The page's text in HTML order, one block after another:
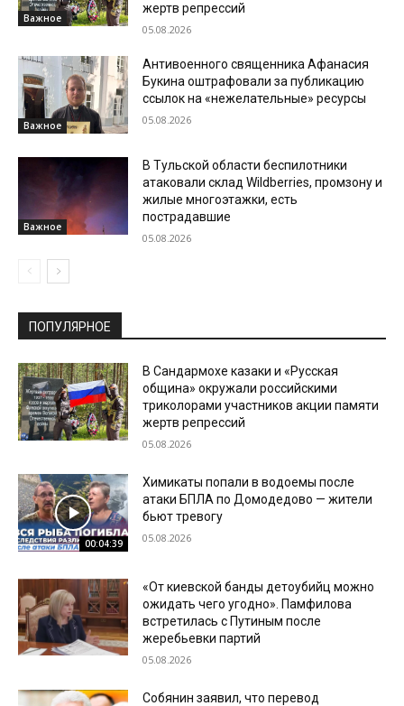
Важное
жертв репрессий
05.08.2026
Важное
Антивоенного священника Афанасия
Букина оштрафовали за публикацию
ссылок на «нежелательные» ресурсы
05.08.2026
Важное
В Тульской области беспилотники
атаковали склад Wildberries, промзону и
жилые многоэтажки, есть
пострадавшие
05.08.2026
ПОПУЛЯРНОЕ
В Сандармохе казаки и «Русская
община» окружали российскими
триколорами участников акции памяти
жертв репрессий
05.08.2026
00:04:39
Химикаты попали в водоемы после
атаки БПЛА по Домодедово — жители
бьют тревогу
05.08.2026
«От киевской банды детоубийц можно
ожидать чего угодно». Памфилова
встретилась с Путиным после
жеребьевки партий
05.08.2026
Собянин заявил, что перевод